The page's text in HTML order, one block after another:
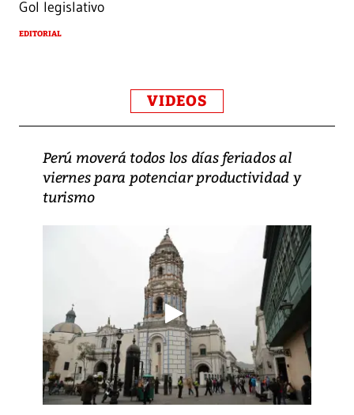
Gol legislativo
EDITORIAL
VIDEOS
Perú moverá todos los días feriados al
viernes para potenciar productividad y
turismo